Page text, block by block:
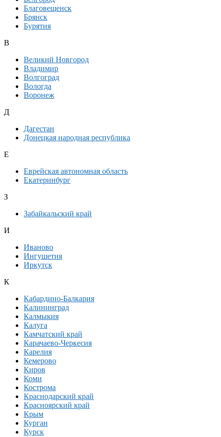
Благовещенск
Брянск
Бурятия
В
Великий Новгород
Владимир
Волгоград
Вологда
Воронеж
Д
Дагестан
Донецкая народная республика
Е
Еврейская автономная область
Екатеринбург
З
Забайкальский край
И
Иваново
Ингушетия
Иркутск
К
Кабардино-Балкария
Калининград
Калмыкия
Калуга
Камчатский край
Карачаево-Черкесия
Карелия
Кемерово
Киров
Коми
Кострома
Краснодарский край
Красноярский край
Крым
Курган
Курск